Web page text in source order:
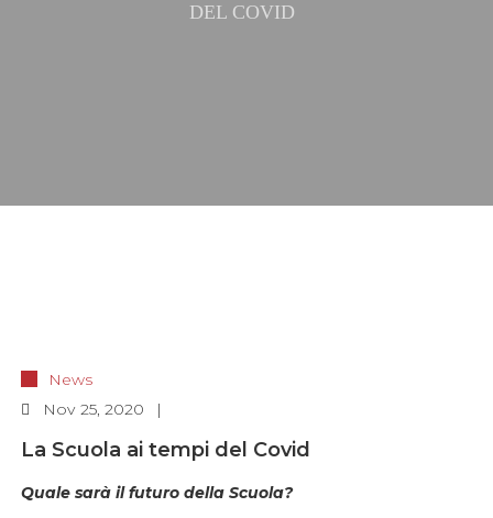
DEL COVID
News
Nov 25, 2020
La Scuola ai tempi del Covid
Quale sarà il futuro della Scuola?